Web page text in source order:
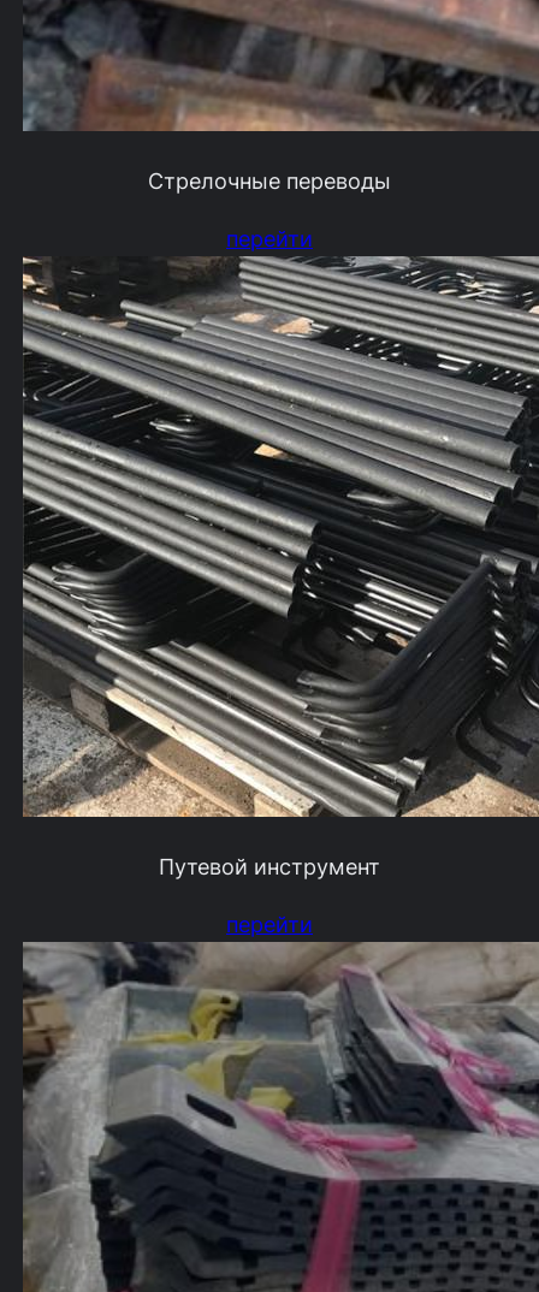
Стрелочные переводы
перейти
Путевой инструмент
перейти